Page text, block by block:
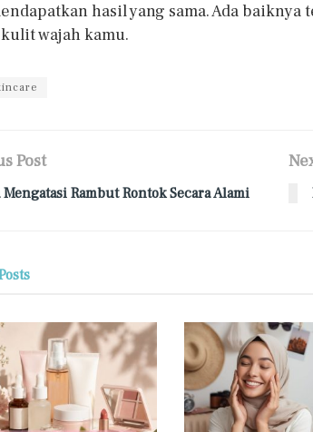
hasil yang sama. Ada
wajah kamu.
Post
Mengatasi Rambut Rontok Secara Alami